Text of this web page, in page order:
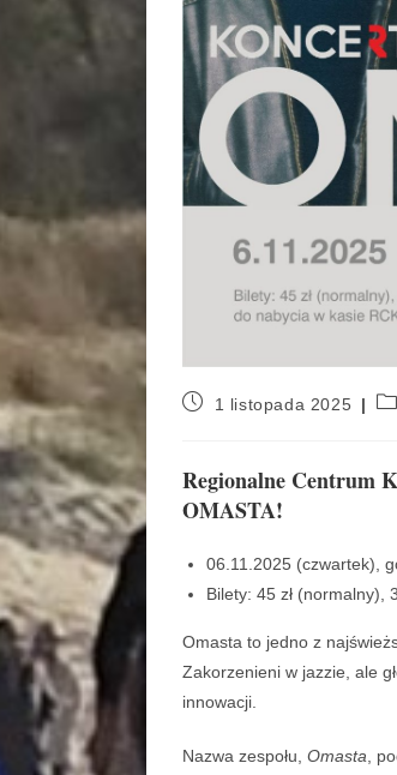
1 listopada 2025
Regionalne Centrum
OMASTA!
06.11.2025 (czwartek),
Bilety: 45 zł (normalny),
Omasta to jedno z
Zakorzenieni w jazzie, ale
innowacji.
Nazwa zespołu, Omasta ,